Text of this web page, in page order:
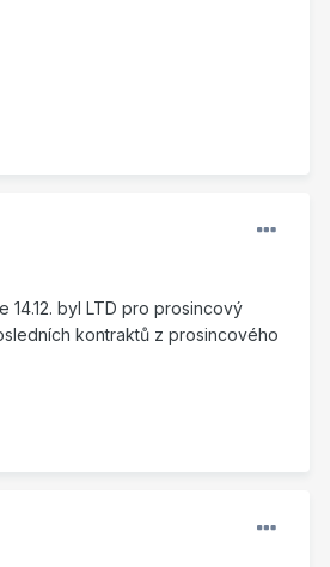
byl LTD pro prosincový
kontraktů z prosincového